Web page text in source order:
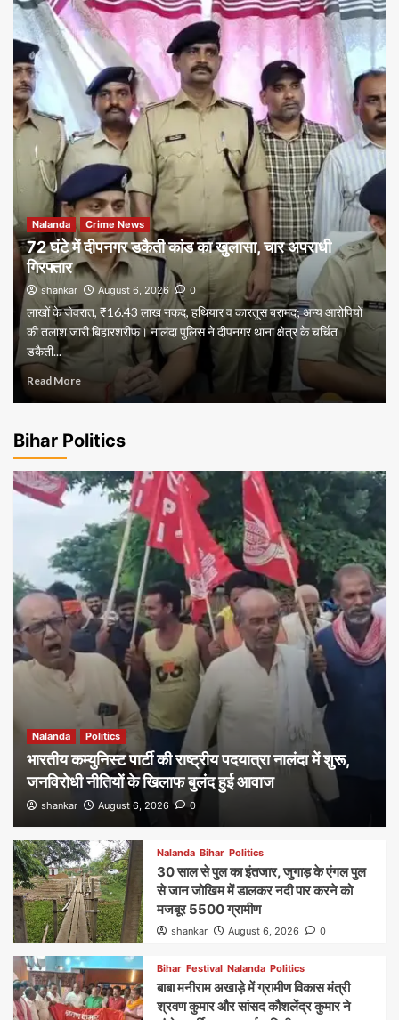
Nalanda Crime News
72 घंटे में दीपनगर डकैती कांड का खुलासा, चार अपराधी
गिरफ्तार
shankar August 6, 2026 0
लाखों के जेवरात, ₹16.43 लाख नकद, हथियार व कारतूस बरामद; अन्य आरोपियों
की तलाश जारी बिहारशरीफ। नालंदा पुलिस ने दीपनगर थाना क्षेत्र के चर्चित
डकैती...
Read More
Bihar Politics
Nalanda Politics
भारतीय कम्युनिस्ट पार्टी की राष्ट्रीय पदयात्रा नालंदा में शुरू,
जनविरोधी नीतियों के खिलाफ बुलंद हुई आवाज
shankar August 6, 2026 0
Nalanda Bihar Politics
30 साल से पुल का इंतजार, जुगाड़ के एंगल पुल
से जान जोखिम में डालकर नदी पार करने को
मजबूर 5500 ग्रामीण
shankar August 6, 2026 0
Bihar Festival Nalanda Politics
बाबा मनीराम अखाड़े में ग्रामीण विकास मंत्री
श्रवण कुमार और सांसद कौशलेंद्र कुमार ने